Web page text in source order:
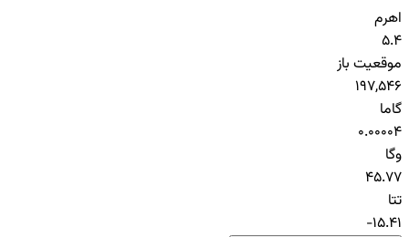
اهرم
5.4
موقعیت باز
197,546
گاما
0.00004
وگا
45.77
تتا
-15.41